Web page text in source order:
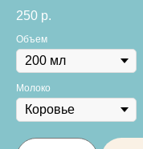
250 р.
Объем
Молоко